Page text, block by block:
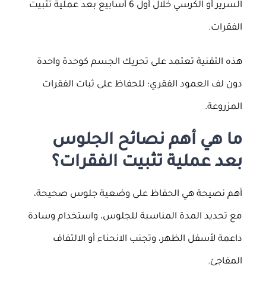
السرير أو الكرسي خلال أول 6 أسابيع بعد عملية تثبيت
الفقرات.
هذه التقنية تعتمد على تحريك الجسم كوحدة واحدة
دون لف العمود الفقري؛ للحفاظ على ثبات الفقرات
المزروعة.
ما هي أهم نصائح الجلوس
بعد عملية تثبيت الفقرات؟
أهم نصيحة هي الحفاظ على وضعية جلوس صحيحة،
مع تحديد المدة المناسبة للجلوس، واستخدام وسادة
داعمة لأسفل الظهر، وتجنب الانحناء أو الالتفاف
المفاجئ.